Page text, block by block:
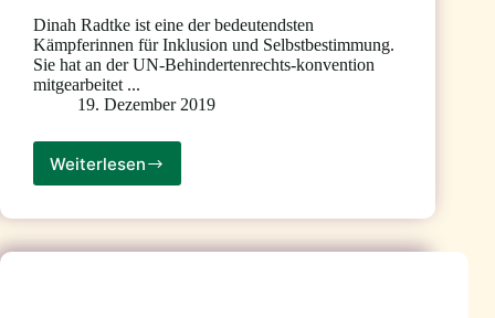
Dinah Radtke ist eine der bedeutendsten
Kämpferinnen für Inklusion und Selbstbestimmung.
Sie hat an der UN-Behindertenrechts-konvention
mitgearbeitet ...
19. Dezember 2019
WeiterlesenFilmhinweis:
über
Radtke